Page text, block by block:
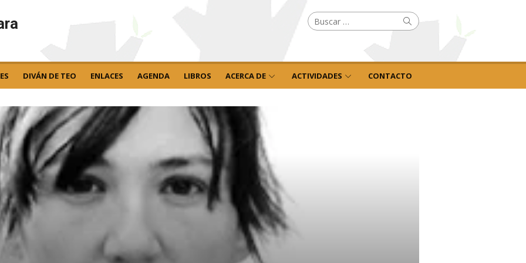
Buscar
por: Buscar
DIVÁN DE TEO ENLACES AGENDA LIBROS ACERCA DE ACTIVIDADES CONTACTO